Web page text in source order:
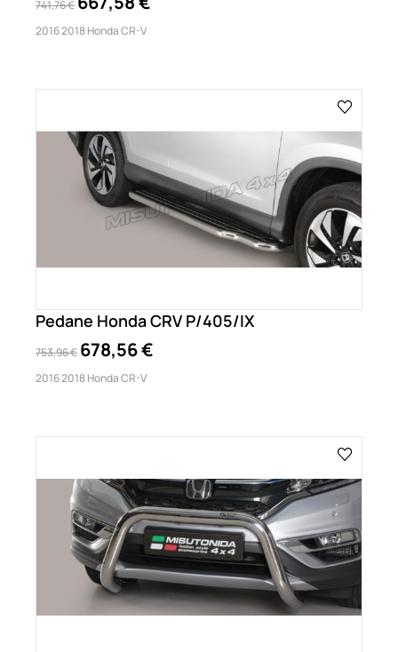
741,76 €
2016 2018 Honda CR-V
Pedane Honda CRV P/405/IX
753,96 € 678,56 €
2016 2018 Honda CR-V